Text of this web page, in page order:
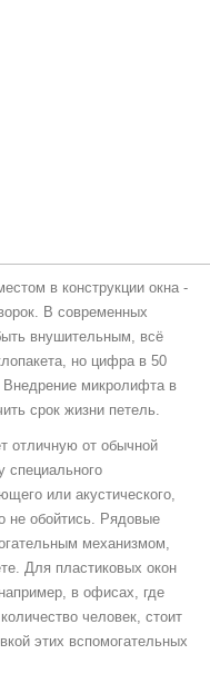
в конструкции окна -
В современных
внушительным, всё
но цифра в 50
микролифта в
срок жизни петель.
отличную от обычной
специального
или акустического,
не обойтись. Рядовые
механизмом,
Для пластиковых окон
в офисах, где
человек, стоит
этих вспомогательных